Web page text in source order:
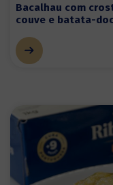
Bacalhau com
couve e batata-